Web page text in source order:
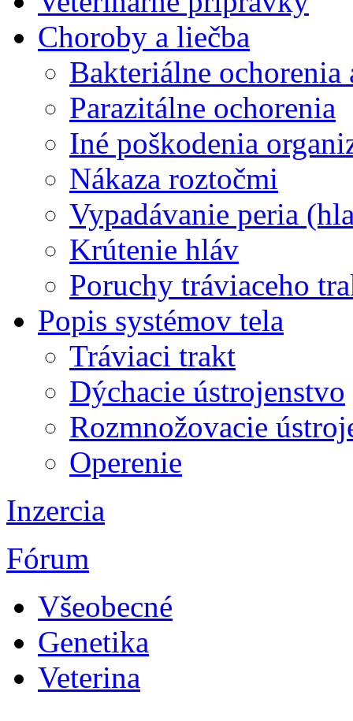
Choroby a liečba
Bakteriálne ochorenia
Parazitálne ochorenia
Iné poškodenia
Nákaza roztočmi
Vypadávanie peria
Krútenie hláv
Poruchy tráviaceho
Popis systémov tela
Tráviaci trakt
Dýchacie ústrojenstvo
Rozmnožovacie
Operenie
Inzercia
Fórum
Všeobecné
Genetika
Veterina